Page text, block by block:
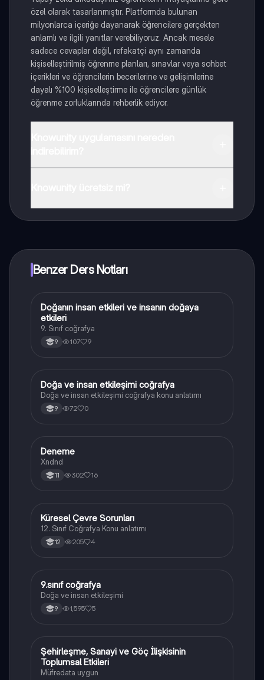
özel olarak tasarlanmıştır. Platformda bulunan
milyonlarca içeriğe dayanarak öğrencilere gerçekten
anlamlı ve ilgili yanıtlar verebiliyoruz. Ancak mesele
sadece cevaplar değil, refakatçi aynı zamanda
kişiselleştirilmiş öğrenme planları, sınavlar veya sohbet
içerikleri ve öğrencilerin becerilerine ve gelişimlerine
dayalı %100 kişiselleştirme ile öğrencilere günlük
öğrenme zorluklarında rehberlik ediyor.
Benzer Ders Notları
Coğrafya
Doğanın insan etkileri ve insanın doğaya
etkileri
9. Sınıf coğrafya
9 107 9
Coğrafya
Doğa ve insan etkileşimi coğrafya
Doğa ve insan etkileşimi coğrafya konu anlatımı
9 72 0
Coğrafya
Deneme
Xndnd
11 302 16
Coğrafya
Küresel Çevre Sorunları
12. Sınıf Coğrafya Konu anlatımı
12 205 4
Coğrafya
9.sınıf coğrafya
Doğa ve insan etkileşimi
9 1,595 5
Coğrafya
Şehirleşme, Sanayi ve Göç İlişkisinin
Toplumsal Etkileri
Müfredata uygun